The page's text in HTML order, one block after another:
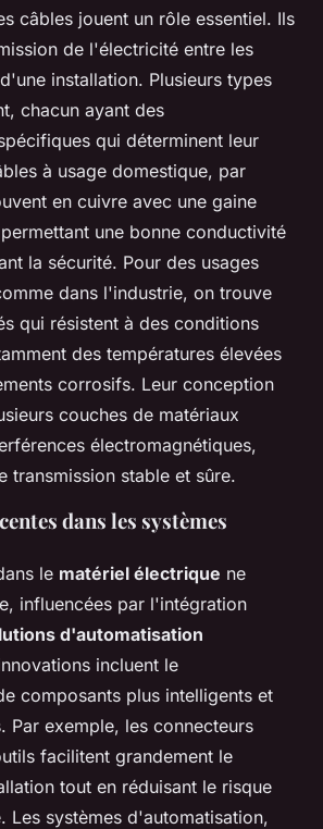
câbles jouent un rôle essentiel. Ils
de l'électricité entre les
installation. Plusieurs types
chacun ayant des
qui déterminent leur
à usage domestique, par
en cuivre avec une gaine
une bonne conductivité
la sécurité. Pour des usages
dans l'industrie, on trouve
qui résistent à des conditions
des températures élevées
corrosifs. Leur conception
couches de matériaux
électromagnétiques,
transmission stable et sûre.
dans les systèmes
le matériel électrique ne
influencées par l'intégration
d'automatisation
incluent le
composants plus intelligents et
Par exemple, les connecteurs
facilitent grandement le
tout en réduisant le risque
Les systèmes d'automatisation,